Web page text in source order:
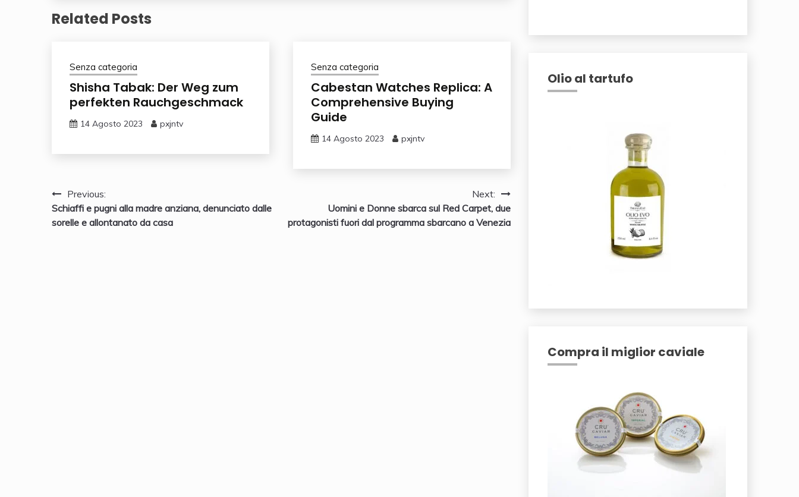
Related Posts
Senza categoria
Shisha Tabak: Der Weg zum
perfekten Rauchgeschmack
14 Agosto 2023 pxjntv
Senza categoria
Cabestan Watches Replica: A
Comprehensive Buying
Guide
14 Agosto 2023 pxjntv
Navigazione
articoli
Previous:
Schiaffi e pugni alla madre anziana, denunciato dalle
sorelle e allontanato da casa
Next:
Uomini e Donne sbarca sul Red Carpet, due
protagonisti fuori dal programma sbarcano a Venezia
Olio al tartufo
Compra il miglior caviale